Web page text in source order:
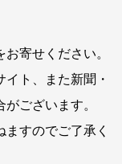
寄せください。
ト、また新聞・
ございます。
すのでご了承く